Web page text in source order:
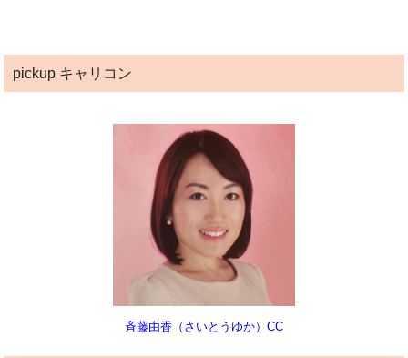
pickup キャリコン
斉藤由香（さいとうゆか）CC